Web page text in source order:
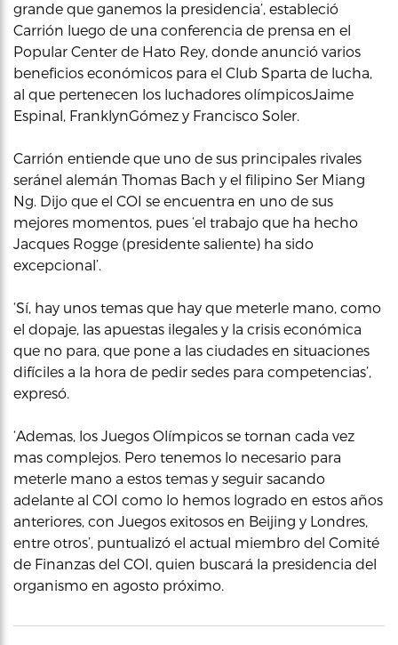
grande que ganemos la presidencia’, estableció
Carrión luego de una conferencia de prensa en el
Popular Center de Hato Rey, donde anunció varios
beneficios económicos para el Club Sparta de lucha,
al que pertenecen los luchadores olímpicosJaime
Espinal, FranklynGómez y Francisco Soler.
Carrión entiende que uno de sus principales rivales
seránel alemán Thomas Bach y el filipino Ser Miang
Ng. Dijo que el COI se encuentra en uno de sus
mejores momentos, pues ‘el trabajo que ha hecho
Jacques Rogge (presidente saliente) ha sido
excepcional’.
‘Sí, hay unos temas que hay que meterle mano, como
el dopaje, las apuestas ilegales y la crisis económica
que no para, que pone a las ciudades en situaciones
difíciles a la hora de pedir sedes para competencias’,
expresó.
‘Ademas, los Juegos Olímpicos se tornan cada vez
mas complejos. Pero tenemos lo necesario para
meterle mano a estos temas y seguir sacando
adelante al COI como lo hemos logrado en estos años
anteriores, con Juegos exitosos en Beijing y Londres,
entre otros’, puntualizó el actual miembro del Comité
de Finanzas del COI, quien buscará la presidencia del
organismo en agosto próximo.